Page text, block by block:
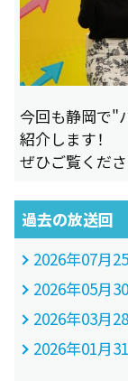
今回も静岡で"
紹介します！
ぜひご覧くださ
過去の放送回
2026年07月
2026年05月
2026年03月
2026年01月